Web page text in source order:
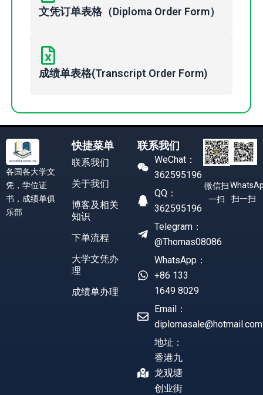
文凭订单表格（Diploma Order Form）
成绩单表格(Transcript Order Form)
各国各大学文
凭，学位证
书，成绩单俱
乐部
快捷菜单
联系我们
关于我们
博客及相关
知识
下单流程
大学文凭办
理
成绩单办理
联系我们
WeChat：
362595196
QQ：
362595196
Telegram：
@Thomas08086
WhatsApp：
+86 133
1649 8029
Email：
diplomasale@hotmail.com
地址：
香港九
龙观塘
创业街
微信扫
一扫
扫一扫